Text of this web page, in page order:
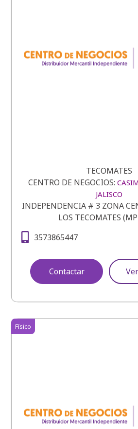
TECOMATES
CENTRO DE NEGOCIOS:
JALISCO
INDEPENDENCIA # 3 ZONA
LOS TECOMATES
3573865447
Contactar
Físico